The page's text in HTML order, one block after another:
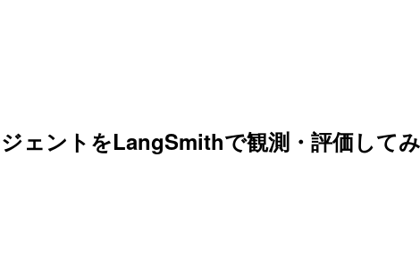
ェントをLangSmithで観測・評価して